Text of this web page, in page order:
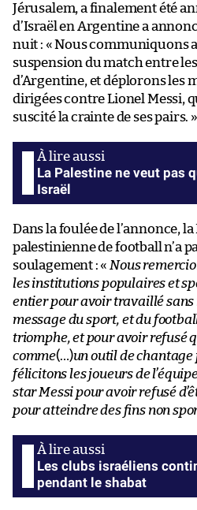
Jérusalem, a finalement été
d’Israël en Argentine a
nuit : « Nous communiquons
suspension du match entre
d’Argentine, et déplorons les
dirigées contre Lionel Messi,
suscité la crainte de ses pairs. »
La Palestine ne veut pas
Israël
Dans la foulée de l’annonce,
palestinienne de football n’a
soulagement : « Nous
les institutions populaires et
entier pour avoir travaillé sans
message du sport, et du
triomphe, et pour avoir refusé
comme(…)un outil de chantage
félicitons les joueurs de
star Messi pour avoir refusé
pour atteindre des fins non
Les clubs israéliens
pendant le shabat